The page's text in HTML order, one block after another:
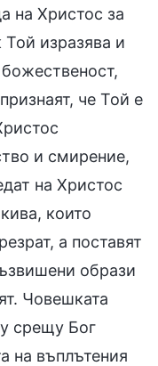
на Христос за
изразява и
че Той е
и смирение,
на Христос
които
а поставят
образи
Човешката
срещу Бог
на въплътения